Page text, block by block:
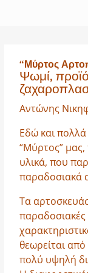
“Μύρτος
Ψωμί,
Αντώνης
Εδώ και
“Μύρτος” μας,
υλικά, που
παραδοσιακά
Τα
παραδοσιακές
θεωρείται από
πολύ υψηλή